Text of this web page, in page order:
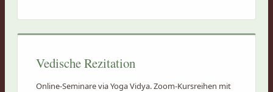
Vedische Rezitation
Online-Seminare via Yoga Vidya. Zoom-Kursreihen mit